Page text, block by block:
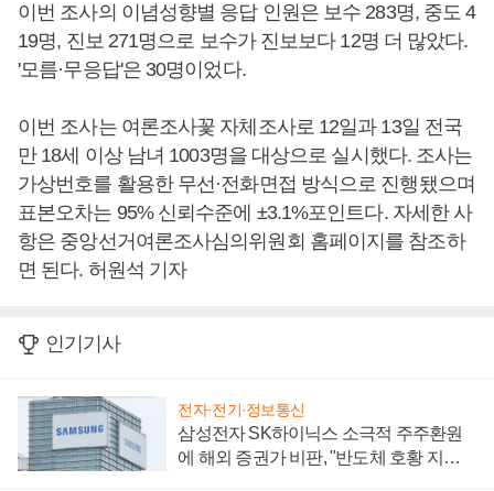
이번 조사의 이념성향별 응답 인원은 보수 283명, 중도 4
19명, 진보 271명으로 보수가 진보보다 12명 더 많았다.
'모름·무응답'은 30명이었다.
이번 조사는 여론조사꽃 자체조사로 12일과 13일 전국
만 18세 이상 남녀 1003명을 대상으로 실시했다. 조사는
가상번호를 활용한 무선·전화면접 방식으로 진행됐으며
표본오차는 95% 신뢰수준에 ±3.1%포인트다. 자세한 사
항은 중앙선거여론조사심의위원회 홈페이지를 참조하
면 된다. 허원석 기자
인기기사
전자·전기·정보통신
삼성전자 SK하이닉스 소극적 주주환원
에 해외 증권가 비판, "반도체 호황 지속